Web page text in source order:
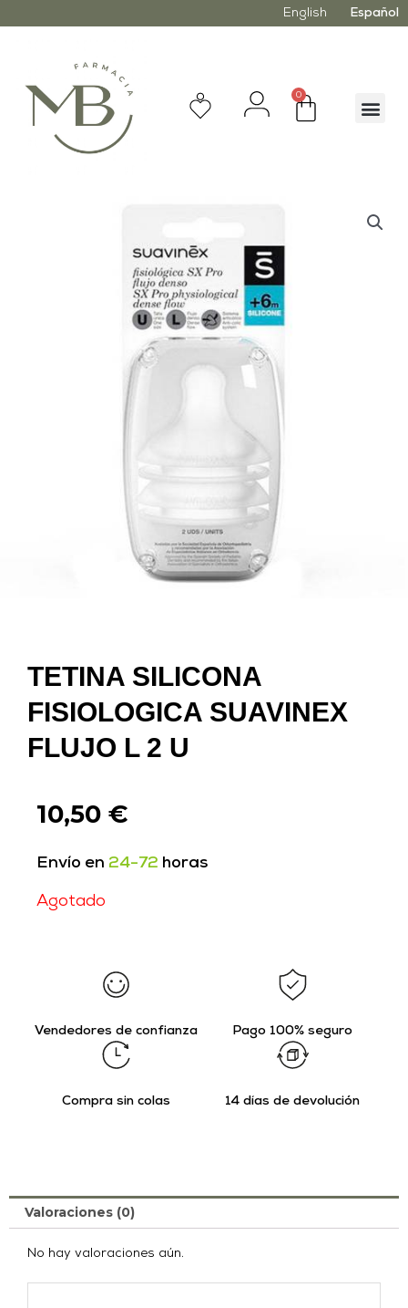
English Español
0
TETINA SILICONA
FISIOLOGICA SUAVINEX
FLUJO L 2 U
10,50 €
Envío en 24-72 horas
Agotado
Vendedores de confianza Pago 100% seguro
Compra sin colas 14 días de devolución
Valoraciones (0)
No hay valoraciones aún.